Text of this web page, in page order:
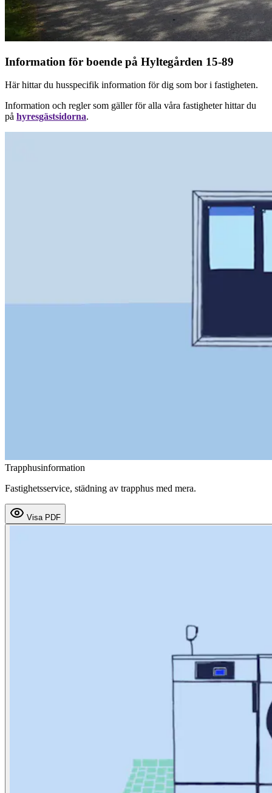
Information för boende på Hyltegården 15-89
Här hittar du husspecifik information för dig som bor i fastigheten.
Information och regler som gäller för alla våra fastigheter hittar du
på hyresgästsidorna.
Trapphusinformation
Fastighetsservice, städning av trapphus med mera.
Visa PDF